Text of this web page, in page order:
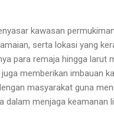
kawasan
serta lokasi yang
para remaja hingga larut
memberikan imbauan
masyarakat guna
dalam menjaga keamanan